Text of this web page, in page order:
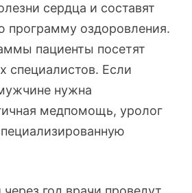
сердца и составят
программу оздоровления.
пациенты посетят
специалистов. Если
нужна
медпомощь, уролог